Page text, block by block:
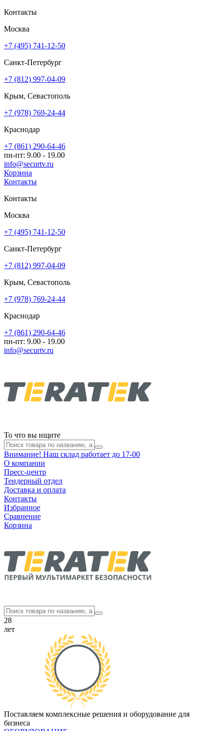
Контакты
Москва
+7 (495) 741-12-50
Санкт-Петербург
+7 (812) 997-04-09
Крым, Севастополь
+7 (978) 769-24-44
Краснодар
+7 (861) 290-64-46
пн-пт: 9.00 - 19.00
info@securtv.ru
Корзина
Контакты
Контакты
Москва
+7 (495) 741-12-50
Санкт-Петербург
+7 (812) 997-04-09
Крым, Севастополь
+7 (978) 769-24-44
Краснодар
+7 (861) 290-64-46
пн-пт: 9.00 - 19.00
info@securtv.ru
То что вы ищите
Внимание! Наш склад работает до 17-00
О компании
Пресс-центр
Тендерный отдел
Доставка и оплата
Контакты
Избранное
Сравнение
Корзина
28
лет
Поставляем комплексные решения и оборудование для
бизнеса